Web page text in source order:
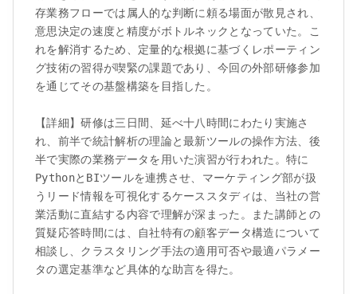
存業務フローでは属人的な判断に頼る場面が散見され、
意思決定の速度と精度がボトルネックとなっていた。こ
れを解消するため、定量的な根拠に基づくレポーティン
グ技術の習得が喫緊の課題であり、今回の外部研修参加
を通じてその基盤構築を目指した。
【詳細】研修は三日間、延べ十八時間にわたり実施さ
れ、前半で統計解析の理論と最新ツールの操作方法、後
半で実際の業務データを用いた演習が行われた。特に
PythonとBIツールを連携させ、マーケティング部が扱
うリード情報を可視化するケーススタディは、当社の営
業活動に直結する内容で理解が深まった。また講師との
質疑応答時間には、自社特有の顧客データ構造について
相談し、クラスタリング手法の適用可否や最適パラメー
タの選定基準など具体的な助言を得た。